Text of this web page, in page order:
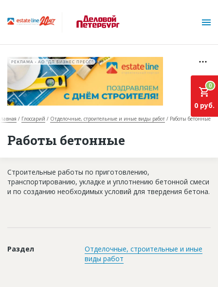
О проекте
База строящихся объектов
Инвестпроекты
РЕКЛАМА • АО "ДП БИЗНЕС ПРЕСС"
Глоссарий Отделочные, строительные и иные виды работ Работы бетонные
Работы бетонные
0
0 руб.
Строительные работы по приготовлению,
транспортированию, укладке и уплотнению бетонной смеси
и по созданию необходимых условий для твердения бетона.
Раздел
Отделочные, строительные и иные
виды работ